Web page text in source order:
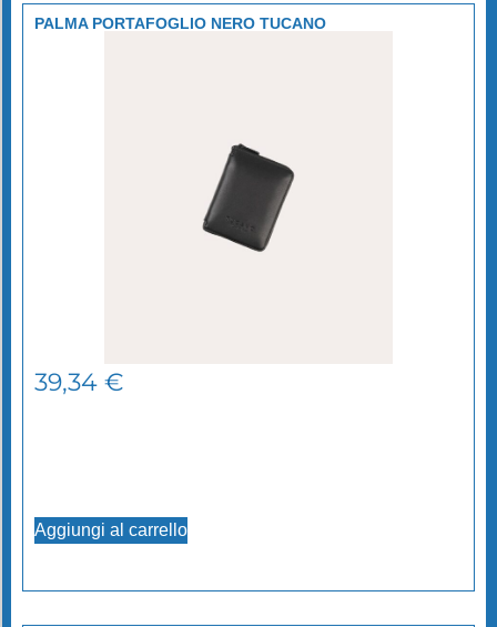
PALMA PORTAFOGLIO NERO TUCANO
39,34 €
Aggiungi al carrello